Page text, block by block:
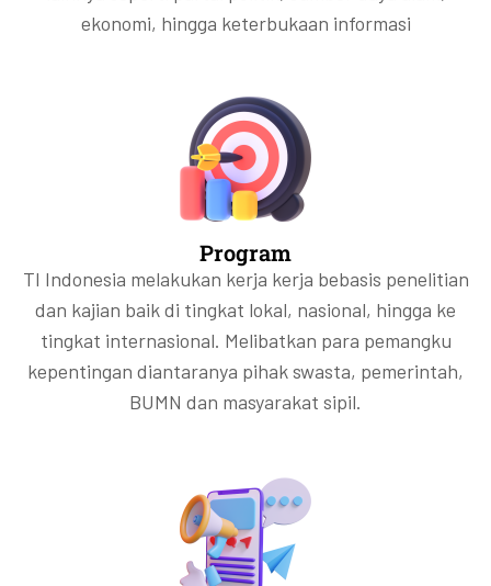
ekonomi, hingga keterbukaan informasi
Program
TI Indonesia melakukan kerja kerja bebasis penelitian
dan kajian baik di tingkat lokal, nasional, hingga ke
tingkat internasional. Melibatkan para pemangku
kepentingan diantaranya pihak swasta, pemerintah,
BUMN dan masyarakat sipil.